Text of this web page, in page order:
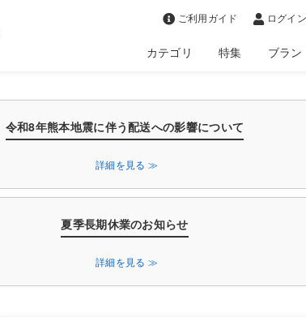
ご利用ガイド ログイ
カテゴリ 特集 ブラン
令和8年熊本地震に伴う配送への影響について
詳細を見る ≫
夏季長期休業のお知らせ
詳細を見る ≫